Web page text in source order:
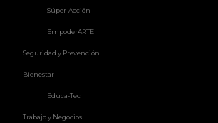
Súper-Acción
EmpoderARTE
Seguridad y Prevención
Bienestar
Educa-Tec
Trabajo y Negocios